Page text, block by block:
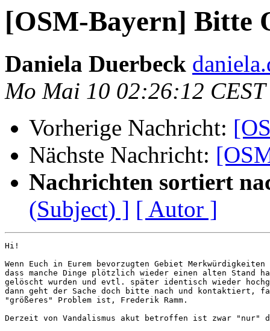
[OSM-Bayern] Bitte
Daniela Duerbeck
Mo Mai 10 02:26:12
Vorherige Nachricht:
Nächste Nachricht:
Nachrichten sortiert
(Subject) ] [ Autor ]
Hi!
Wenn Euch in Eurem bevorzugten Gebiet
dass manche Dinge plötzlich wieder einen alten Stand
gelöscht wurden und evtl. später identisch wieder
dann geht der Sache doch bitte nach und kontaktiert,
"größeres" Problem ist, Frederik Ramm.
Derzeit von Vandalismus akut betroffen ist zwar "nur"